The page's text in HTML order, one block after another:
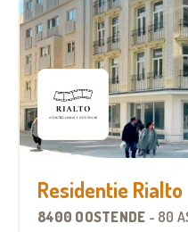
Residentie Rialto
8400 OOSTENDE - 80